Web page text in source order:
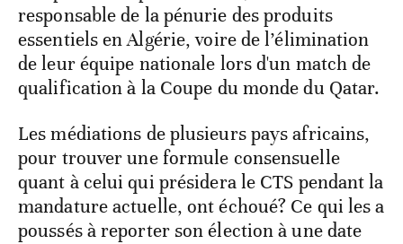
responsable de la pénurie des produits
essentiels en Algérie, voire de l’élimination
de leur équipe nationale lors d'un match de
qualification à la Coupe du monde du Qatar.
Les médiations de plusieurs pays africains,
pour trouver une formule consensuelle
quant à celui qui présidera le CTS pendant la
mandature actuelle, ont échoué? Ce qui les a
poussés à reporter son élection à une date